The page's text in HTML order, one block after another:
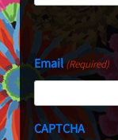
Last
Email(Required)
CAPTCHA